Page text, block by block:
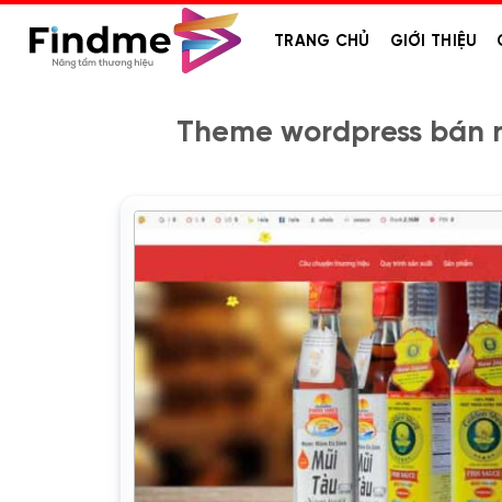
TRANG CHỦ GIỚI THIỆU
Theme wordpress bán